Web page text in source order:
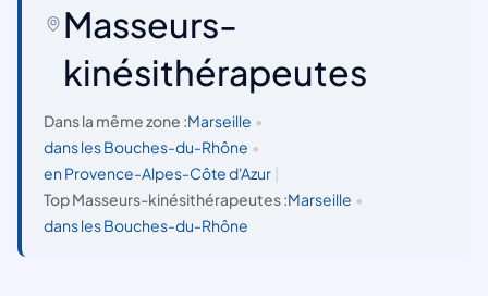
Masseurs-
kinésithérapeutes
Dans la même zone :Marseille •
dans les Bouches-du-Rhône •
en Provence-Alpes-Côte d'Azur
Top Masseurs-kinésithérapeutes :Marseille •
dans les Bouches-du-Rhône